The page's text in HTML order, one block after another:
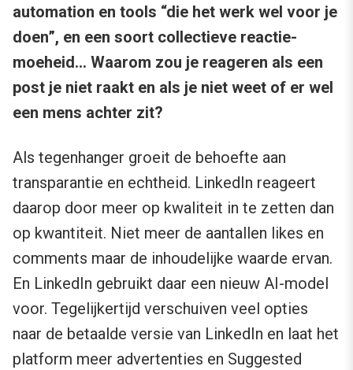
automation en tools “die het werk wel voor je
doen”, en een soort collectieve reactie-
moeheid… Waarom zou je reageren als een
post je niet raakt en als je niet weet of er wel
een mens achter zit?
Als tegenhanger groeit de behoefte aan
transparantie en echtheid. LinkedIn reageert
daarop door meer op kwaliteit in te zetten dan
op kwantiteit. Niet meer de aantallen likes en
comments maar de inhoudelijke waarde ervan.
En LinkedIn gebruikt daar een nieuw AI-model
voor. Tegelijkertijd verschuiven veel opties
naar de betaalde versie van LinkedIn en laat het
platform meer advertenties en Suggested